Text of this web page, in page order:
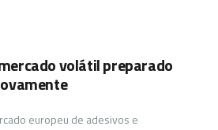
volátil preparado
europeu de adesivos e